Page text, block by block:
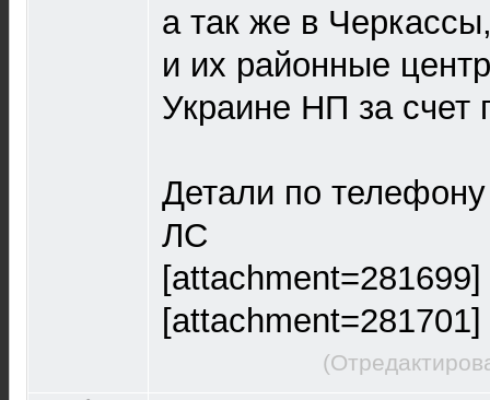
а так же в
и их районные
Украине НП за счет
Детали по
ЛС
[attachment=281701]